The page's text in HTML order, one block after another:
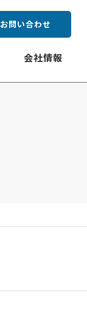
お問い合わせ
会社情報